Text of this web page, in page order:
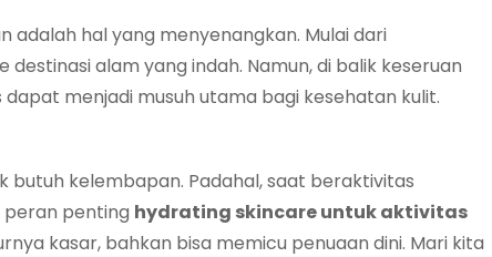
adalah hal yang menyenangkan. Mulai dari
alam yang indah. Namun, di balik keseruan
menjadi musuh utama bagi kesehatan kulit.
kelembapan. Padahal, saat beraktivitas
peran penting hydrating skincare untuk aktivitas
kasar, bahkan bisa memicu penuaan dini. Mari kita